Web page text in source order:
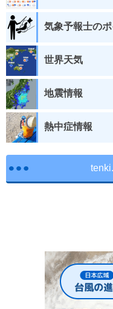
気象予報士の
世界天気
地震情報
熱中症情報